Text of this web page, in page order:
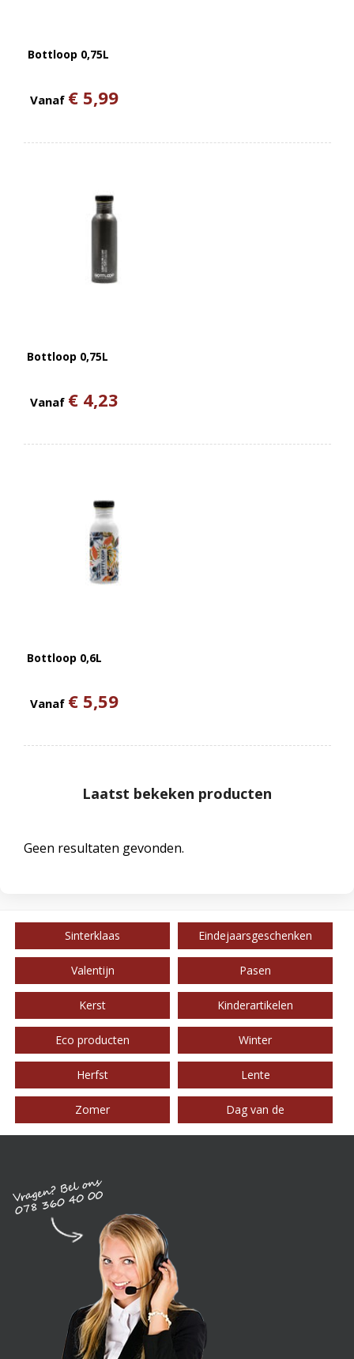
Bottloop 0,75L
Vanaf € 5,99
Bottloop 0,75L
Vanaf € 4,23
Bottloop 0,6L
Vanaf € 5,59
Laatst bekeken producten
Geen resultaten gevonden.
Sinterklaas Eindejaarsgeschenken
Valentijn Pasen
Kerst Kinderartikelen
Eco producten Winter
Herfst Lente
Zomer Dag van de